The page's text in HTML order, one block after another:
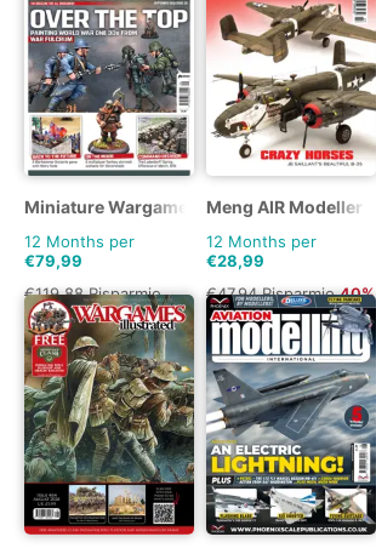
Miniature Wargames
12 Months per
€79,99
€119.88Risparmio
33%
Meng AIR Modeller
12 Months per
€28,99
€47.94Risparmio40%